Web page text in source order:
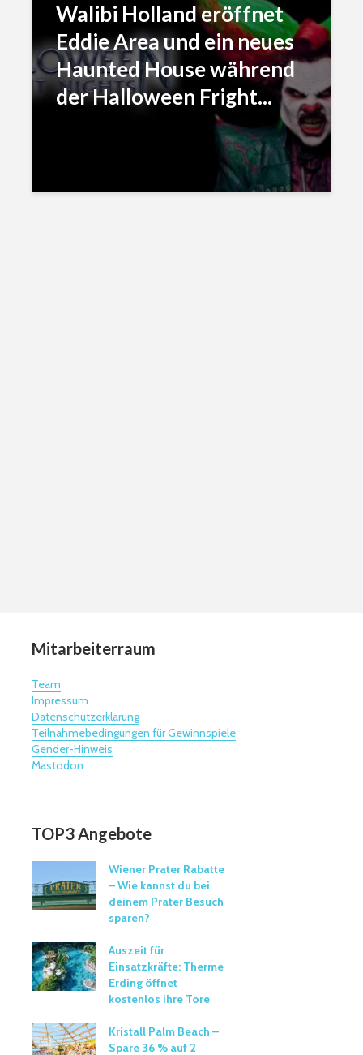
Walibi Holland eröffnet
Eddie Area und ein neues
Haunted House während
der Halloween Fright...
Mitarbeiterraum
Team
Impressum
Datenschutzerklärung
Teilnahmebedingungen für Gewinnspiele
Gender-Hinweis
Mastodon
TOP3 Angebote
Wiener Prater Rabatte
– Wie kannst du bei
deinem Prater Besuch
sparen?
Auszeit für
Einsatzkräfte: Therme
Erding öffnet
kostenlos ihre Tore
Kristall Palm Beach –
Spare 36 % auf 2